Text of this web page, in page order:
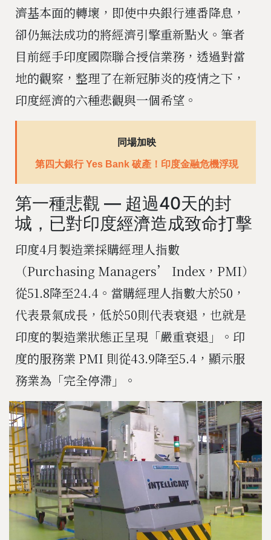
濟基本面的轉壞，即使中央銀行連番降息，
卻仍無法成功的將經濟引擎重新點火。筆者
目前經手印度國際聯合授信業務，透過對當
地的觀察，整理了在新冠肺炎的疫情之下，
印度經濟的六種悲觀與一個希望。
同場加映
第四大銀行 Yes Bank 破產！印度金融危機浮現
第一種悲觀 — 超過40天的封
城，已對印度經濟造成致命打擊
印度4月製造業採購經理人指數
（Purchasing Managers’ Index，PMI）
從51.8降至24.4。當購經理人指數大於50，
代表景氣成長，低於50則代表衰退，也就是
印度的製造業狀態正呈現「嚴重衰退」。印
度的服務業 PMI 則從43.9降至5.4，顯示服
務業為「完全停滯」。